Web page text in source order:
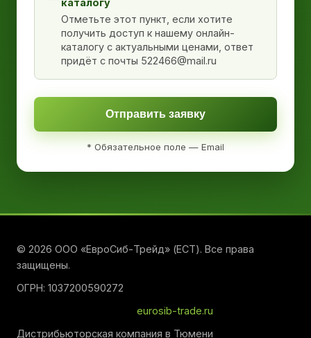
каталогу
Отметьте этот пункт, если хотите
получить доступ к нашему онлайн-
каталогу с актуальными ценами, ответ
придёт с почты 522466@mail.ru
Отправить заявку
* Обязательное поле — Email
© 2026 ООО «ЕвроСиб-Трейд» (ЕСТ). Все права
защищены.
ОГРН: 1037200590272
eurosib-trade.ru
Дистрибьюторская компания в Тюмени